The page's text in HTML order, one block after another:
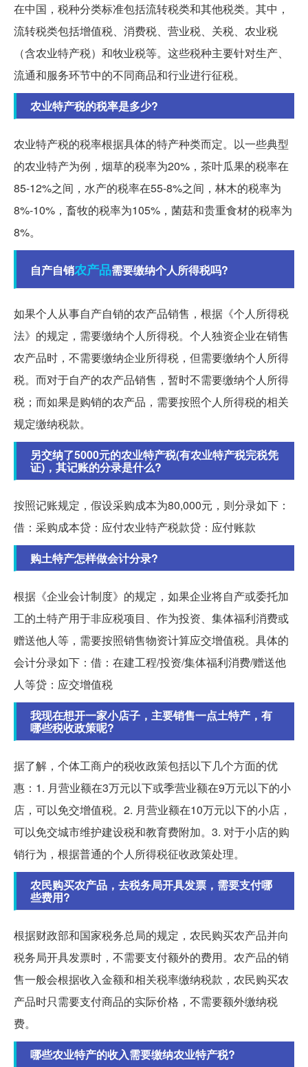
在中国，税种分类标准包括流转税类和其他税类。其中，
流转税类包括增值税、消费税、营业税、关税、农业税
（含农业特产税）和牧业税等。这些税种主要针对生产、
流通和服务环节中的不同商品和行业进行征税。
农业特产税的税率是多少?
农业特产税的税率根据具体的特产种类而定。以一些典型
的农业特产为例，烟草的税率为20%，茶叶瓜果的税率在
85-12%之间，水产的税率在55-8%之间，林木的税率为
8%-10%，畜牧的税率为105%，菌菇和贵重食材的税率为
8%。
自产自销农产品需要缴纳个人所得税吗?
如果个人从事自产自销的农产品销售，根据《个人所得税
法》的规定，需要缴纳个人所得税。个人独资企业在销售
农产品时，不需要缴纳企业所得税，但需要缴纳个人所得
税。而对于自产的农产品销售，暂时不需要缴纳个人所得
税；而如果是购销的农产品，需要按照个人所得税的相关
规定缴纳税款。
另交纳了5000元的农业特产税(有农业特产税完税凭
证)，其记账的分录是什么?
按照记账规定，假设采购成本为80,000元，则分录如下：
借：采购成本贷：应付农业特产税款贷：应付账款
购土特产怎样做会计分录?
根据《企业会计制度》的规定，如果企业将自产或委托加
工的土特产用于非应税项目、作为投资、集体福利消费或
赠送他人等，需要按照销售物资计算应交增值税。具体的
会计分录如下：借：在建工程/投资/集体福利消费/赠送他
人等贷：应交增值税
我现在想开一家小店子，主要销售一点土特产，有
哪些税收政策呢?
据了解，个体工商户的税收政策包括以下几个方面的优
惠：1. 月营业额在3万元以下或季营业额在9万元以下的小
店，可以免交增值税。2. 月营业额在10万元以下的小店，
可以免交城市维护建设税和教育费附加。3. 对于小店的购
销行为，根据普通的个人所得税征收政策处理。
农民购买农产品，去税务局开具发票，需要支付哪
些费用?
根据财政部和国家税务总局的规定，农民购买农产品并向
税务局开具发票时，不需要支付额外的费用。农产品的销
售一般会根据收入金额和相关税率缴纳税款，农民购买农
产品时只需要支付商品的实际价格，不需要额外缴纳税
费。
哪些农业特产的收入需要缴纳农业特产税?